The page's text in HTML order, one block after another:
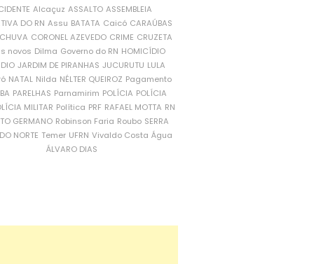
Alcaçuz ASSALTO ASSEMBLEIA
DO RN Assu BATATA Caicó CARAÚBAS
CORONEL AZEVEDO CRIME CRUZETA
novos Dilma Governo do RN HOMICÍDIO
JARDIM DE PIRANHAS JUCURUTU LULA
NATAL Nilda NÉLTER QUEIROZ Pagamento
PARELHAS Parnamirim POLÍCIA POLÍCIA
MILITAR Política PRF RAFAEL MOTTA RN
GERMANO Robinson Faria Roubo SERRA
NORTE Temer UFRN Vivaldo Costa Água
ÁLVARO DIAS